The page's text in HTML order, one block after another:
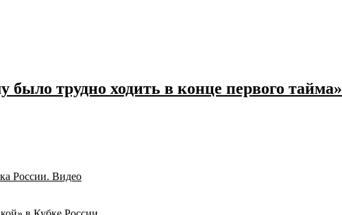
трудно ходить в конце первого тайма»
России. Видео